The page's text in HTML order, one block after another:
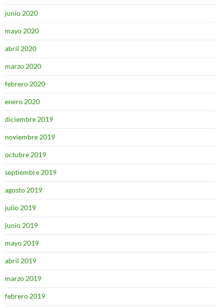
junio 2020
mayo 2020
abril 2020
marzo 2020
febrero 2020
enero 2020
diciembre 2019
noviembre 2019
octubre 2019
septiembre 2019
agosto 2019
julio 2019
junio 2019
mayo 2019
abril 2019
marzo 2019
febrero 2019